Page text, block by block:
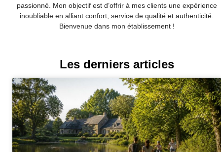
passionné. Mon objectif est d’offrir à mes clients une expérience
inoubliable en alliant confort, service de qualité et authenticité.
Bienvenue dans mon établissement !
Les derniers articles